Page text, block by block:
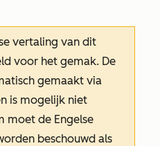
vertaling van dit
voor het gemak. De
gemaakt via
is mogelijk niet
moet de Engelse
beschouwd als